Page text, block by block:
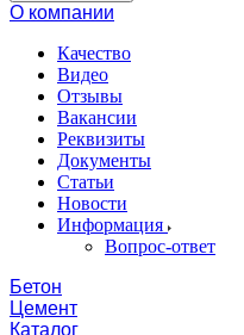
О компании
Качество
Видео
Отзывы
Вакансии
Реквизиты
Документы
Статьи
Новости
Информация
Вопрос-ответ
Бетон
Цемент
Каталог